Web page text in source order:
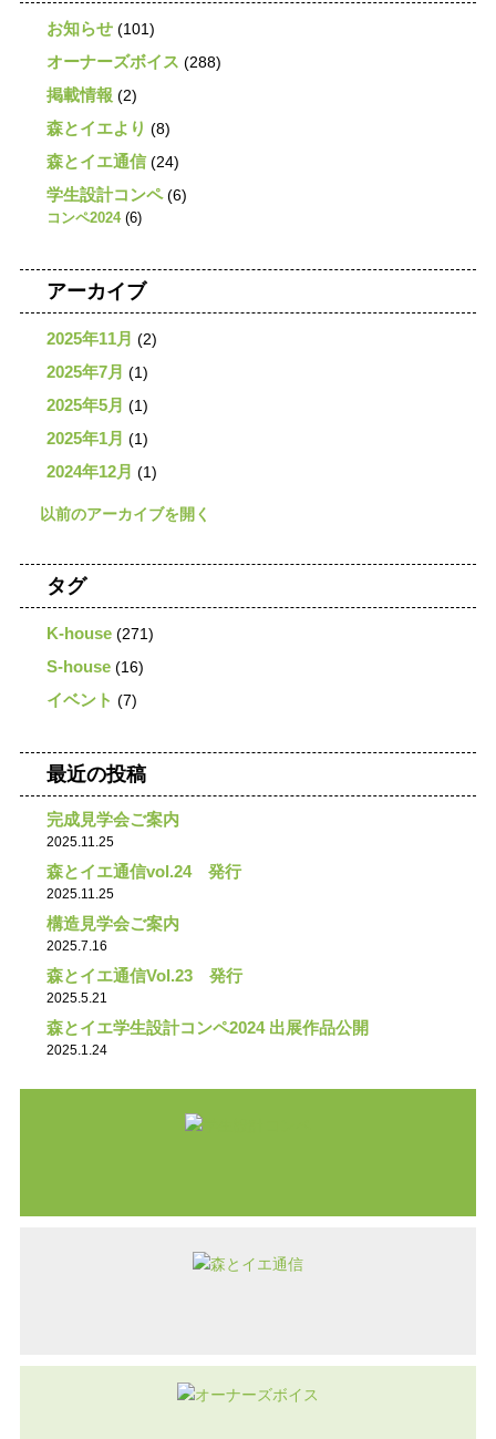
お知らせ(101)
オーナーズボイス (288)
掲載情報 (2)
森とイエより (8)
森とイエ通信(24)
学生設計コンペ(6)
コンペ2024(6)
アーカイブ
2025年11月 (2)
2025年7月 (1)
2025年5月 (1)
2025年1月 (1)
2024年12月 (1)
タグ
K-house(271)
S-house(16)
イベント (7)
最近の投稿
完成見学会ご案内
2025.11.25
森とイエ通信vol.24 発行
2025.11.25
構造見学会ご案内
2025.7.16
森とイエ通信Vol.23 発行
2025.5.21
森とイエ学生設計コンペ2024 出展作品公開
2025.1.24